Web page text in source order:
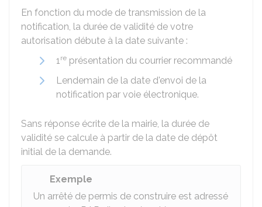
En fonction du mode de transmission de la
notification, la durée de validité de votre
autorisation débute à la date suivante :
1re présentation du courrier recommandé
Lendemain de la date d'envoi de la
notification par voie électronique.
Sans réponse écrite de la mairie, la durée de
validité se calcule à partir de la date de dépôt
initial de la demande.
Exemple
Un arrêté de permis de construire est adressé